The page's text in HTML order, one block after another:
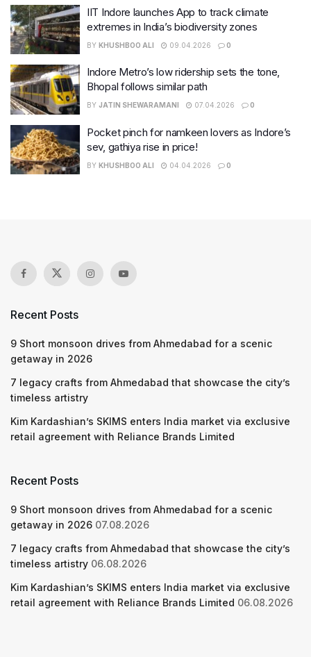
IIT Indore launches App to track climate
extremes in India’s biodiversity zones
BY KHUSHBOO ALI 09.04.2026 0
Indore Metro’s low ridership sets the tone,
Bhopal follows similar path
BY JATIN SHEWARAMANI 07.04.2026 0
Pocket pinch for namkeen lovers as Indore’s
sev, gathiya rise in price!
BY KHUSHBOO ALI 04.04.2026 0
Recent Posts
9 Short monsoon drives from Ahmedabad for a scenic
getaway in 2026
7 legacy crafts from Ahmedabad that showcase the city’s
timeless artistry
Kim Kardashian’s SKIMS enters India market via exclusive
retail agreement with Reliance Brands Limited
Recent Posts
9 Short monsoon drives from Ahmedabad for a scenic
getaway in 2026 07.08.2026
7 legacy crafts from Ahmedabad that showcase the city’s
timeless artistry 06.08.2026
Kim Kardashian’s SKIMS enters India market via exclusive
retail agreement with Reliance Brands Limited 06.08.2026